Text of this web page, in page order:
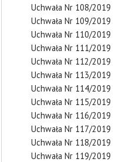
Uchwała Nr 108/2019
Uchwała Nr 109/2019
Uchwała Nr 110/2019
Uchwała Nr 111/2019
Uchwała Nr 112/2019
Uchwała Nr 113/2019
Uchwała Nr 114/2019
Uchwała Nr 115/2019
Uchwała Nr 116/2019
Uchwała Nr 117/2019
Uchwała Nr 118/2019
Uchwała Nr 119/2019